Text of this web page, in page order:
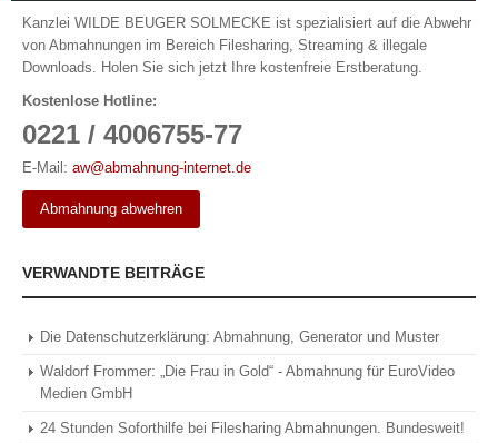
Kanzlei WILDE BEUGER SOLMECKE ist spezialisiert auf die Abwehr
von Abmahnungen im Bereich Filesharing, Streaming & illegale
Downloads. Holen Sie sich jetzt Ihre kostenfreie Erstberatung.
Kostenlose Hotline:
0221 / 4006755-77
E-Mail: aw@abmahnung-internet.de
Abmahnung abwehren
VERWANDTE BEITRÄGE
Die Datenschutzerklärung: Abmahnung, Generator und Muster
Waldorf Frommer: „Die Frau in Gold“ - Abmahnung für EuroVideo
Medien GmbH
24 Stunden Soforthilfe bei Filesharing Abmahnungen. Bundesweit!